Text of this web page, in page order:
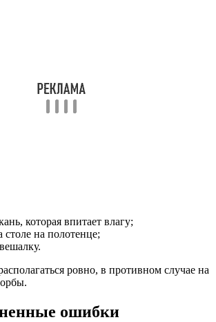
которая впитает влагу;
столе на полотенце;
ровно, в противном случае на
ошибки